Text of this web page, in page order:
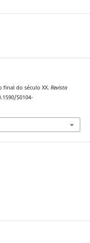
final do século XX. Revista
S0104-